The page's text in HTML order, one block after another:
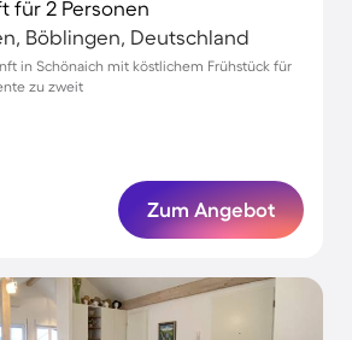
für 2 Personen
Böblingen, Deutschland
in Schönaich mit köstlichem Frühstück für
zu zweit
Zum Angebot